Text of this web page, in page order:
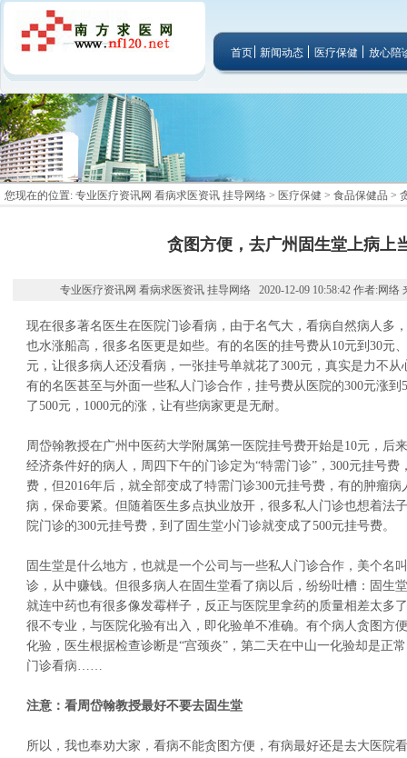
首页 新闻动态 医疗保健 放心陪
您现在的位置: 专业医疗资讯网 看病求医资讯 挂导网络 > 医疗保健 > 食品保健品 >
贪图方便，去广州固生堂上病上
专业医疗资讯网 看病求医资讯 挂导网络 2020-12-09 10:58:42 作者:网络
现在很多著名医生在医院门诊看病，由于名气大，看病自然病人多
也水涨船高，很多名医更是如些。有的名医的挂号费从10元到30元
元，让很多病人还没看病，一张挂号单就花了300元，真实是力不
有的名医甚至与外面一些私人门诊合作，挂号费从医院的300元涨到
了500元，1000元的涨，让有些病家更是无耐。
周岱翰教授在广州中医药大学附属第一医院挂号费开始是10元，后
经济条件好的病人，周四下午的门诊定为“特需门诊”，300元挂号费
费，但2016年后，就全部变成了特需门诊300元挂号费，有的肿瘤
病，保命要紧。但随着医生多点执业放开，很多私人门诊也想着法
院门诊的300元挂号费，到了固生堂小门诊就变成了500元挂号费。
固生堂是什么地方，也就是一个公司与一些私人门诊合作，美个名
诊，从中赚钱。但很多病人在固生堂看了病以后，纷纷吐槽：固生
就连中药也有很多像发霉样子，反正与医院里拿药的质量相差太多
很不专业，与医院化验有出入，即化验单不准确。有个病人贪图方
化验，医生根据检查诊断是“宫颈炎”，第二天在中山一化验却是正
门诊看病……
注意：看周岱翰教授最好不要去固生堂
所以，我也奉劝大家，看病不能贪图方便，有病最好还是去大医院